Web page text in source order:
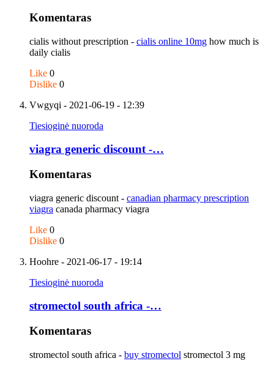
Komentaras
cialis without prescription - cialis online 10mg how much is
daily cialis
Like 0
Dislike 0
Vwgyqi - 2021-06-19 - 12:39
Tiesioginė nuoroda
viagra generic discount -…
Komentaras
viagra generic discount - canadian pharmacy prescription
viagra canada pharmacy viagra
Like 0
Dislike 0
Hoohre - 2021-06-17 - 19:14
Tiesioginė nuoroda
stromectol south africa -…
Komentaras
stromectol south africa - buy stromectol stromectol 3 mg